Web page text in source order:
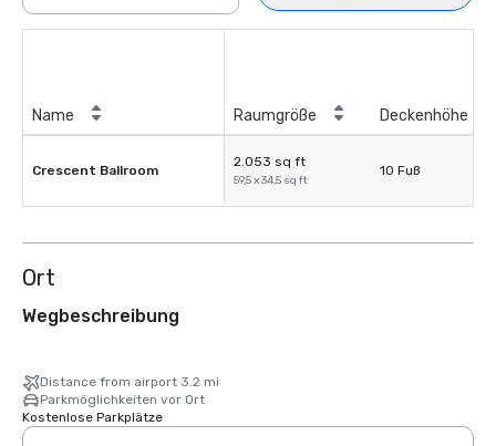
Name Raumgröße Deckenhöhe
Crescent Ballroom
2.053 sq ft
59,5 x 34,5 sq ft
10 Fuß
Ort
Wegbeschreibung
Distance from airport 3.2 mi
Parkmöglichkeiten vor Ort
Kostenlose Parkplätze